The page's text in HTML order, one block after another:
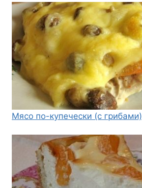
Мясо по-купечески (с грибами)